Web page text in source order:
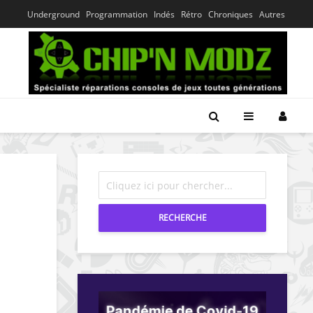
Underground Programmation Indés Rétro Chroniques Autres
RECHERCHE